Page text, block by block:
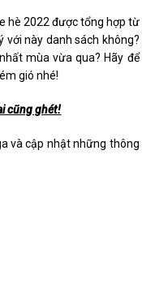
hè 2022 được tổng hợp từ
với này danh sách không?
mùa vừa qua? Hãy để
gió nhé!
cũng ghét!
và cập nhật những thông